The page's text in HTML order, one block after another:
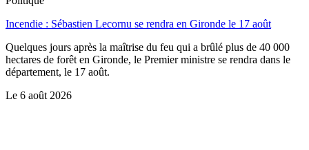
Incendie : Sébastien Lecornu se rendra en Gironde le 17 août
Quelques jours après la maîtrise du feu qui a brûlé plus de 40 000
hectares de forêt en Gironde, le Premier ministre se rendra dans le
département, le 17 août.
Le 6 août 2026